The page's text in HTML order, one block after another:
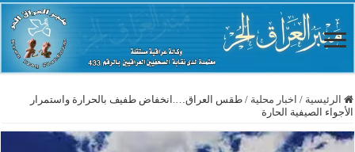
الرئيسية / اخبار محلية / طقس العراق….انخفاض طفيف بالحرارة واستمرار
الأجواء الصيفية الحارة